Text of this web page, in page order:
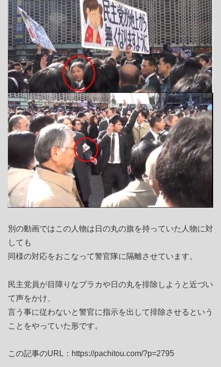
別の動画ではこの人物は日の丸の旗を持っていた人物に対
しても
同様の対応をおこなって警官隊に隔離させています。
民主党員が目障りなプラカや日の丸を排除しようと近づい
て声をかけ、
言う事に従わないと警官に指示を出して排除させるという
ことをやっていた形です。
この記事のURL：https://pachitou.com/?p=2795